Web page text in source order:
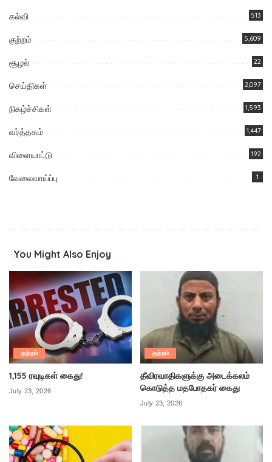
கல்வி 513
குற்றம் 5,609
சூழல் 22
செய்திகள் 2,097
நிகழ்ச்சிகள் 1,593
வர்த்தகம் 1,447
விளையாட்டு 192
வேலைவாய்ப்பு 1
You Might Also Enjoy
குற்றம்
1,155 ரவுடிகள் கைது!
July 23, 2026
குற்றம்
தீவிரவாதிகளுக்கு அடைக்கலம்
கொடுத்த மதபோதகர் கைது
July 23, 2026